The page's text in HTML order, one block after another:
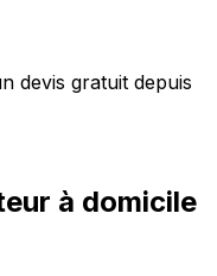
devis gratuit depuis
à domicile